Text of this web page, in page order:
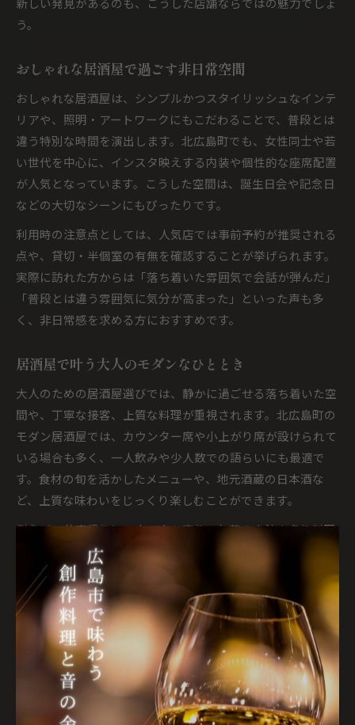
う。
おしゃれな居酒屋で過ごす非日常空間
おしゃれな居酒屋は、シンプルかつスタイリッシュなインテ
リアや、照明・アートワークにもこだわることで、普段とは
違う特別な時間を演出します。北広島町でも、女性同士や若
い世代を中心に、インスタ映えする内装や個性的な座席配置
が人気となっています。こうした空間は、誕生日会や記念日
などの大切なシーンにもぴったりです。
利用時の注意点としては、人気店では事前予約が推奨される
点や、貸切・半個室の有無を確認することが挙げられます。
実際に訪れた方からは「落ち着いた雰囲気で会話が弾んだ」
「普段とは違う雰囲気に気分が高まった」といった声も多
く、非日常感を求める方におすすめです。
居酒屋で叶う大人のモダンなひととき
大人のための居酒屋選びでは、静かに過ごせる落ち着いた空
間や、丁寧な接客、上質な料理が重視されます。北広島町の
モダン居酒屋では、カウンター席や小上がり席が設けられて
いる場合も多く、一人飲みや少人数での語らいにも最適で
す。食材の旬を活かしたメニューや、地元酒蔵の日本酒な
ど、上質な味わいをじっくり楽しむことができます。
例えば、仕事帰りに一人で立ち寄り、旬菜の小鉢や炙り料理
を肴に地酒を一杯…という使い方も人気です。大人ならでは
の落ち着いた時間を過ごすためには、静かな時間帯を選ぶ、
予約時に希望を伝えるなどの工夫がポイントとなります。
洗練された居酒屋選びで特別な時間を
特別な日や大切な人との食事には、洗練された居酒屋選びが
重要です。北広島町の居酒屋の中には、コース料理やペアリ
ングドリンクを提供する店もあり、記念日や接待などフォー